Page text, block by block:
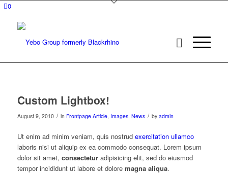
0
Custom Lightbox!
August 9, 2010 / in Frontpage Article, Images, News / by admin
Ut enim ad minim veniam, quis nostrud exercitation ullamco
laboris nisi ut aliquip ex ea commodo consequat. Lorem ipsum
dolor sit amet, consecteturadipisicing elit, sed do eiusmod
tempor incididunt ut labore et dolore magna aliqua.